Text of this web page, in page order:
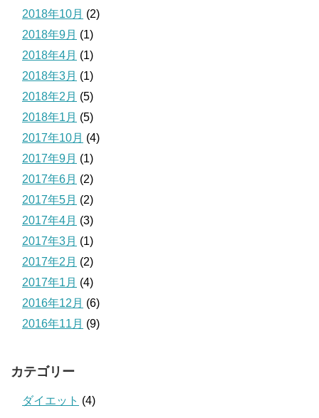
2018年10月 (2)
2018年9月 (1)
2018年4月 (1)
2018年3月 (1)
2018年2月 (5)
2018年1月 (5)
2017年10月 (4)
2017年9月 (1)
2017年6月 (2)
2017年5月 (2)
2017年4月 (3)
2017年3月 (1)
2017年2月 (2)
2017年1月 (4)
2016年12月 (6)
2016年11月 (9)
カテゴリー
ダイエット (4)